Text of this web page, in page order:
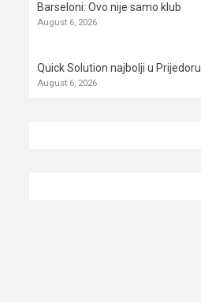
Barseloni: Ovo nije samo klub
August 6, 2026
Quick Solution najbolji u Prijedoru
August 6, 2026